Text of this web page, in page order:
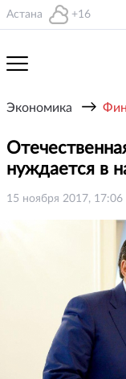
Астана +16
Экономика →
нуждается в
15 ноября 2017, 17:06